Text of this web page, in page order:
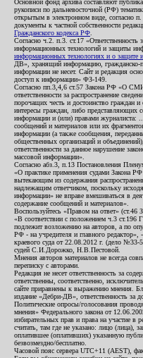
Основной фонд архива составляют
рукописи по дальневосточной (РФ)
открытым в электронном виде, согласно
документы к частной собственности
Гражданского кодекса РФ
Согласно ч.2. п.3. ст.17
информационных технологий и защиты
информационных технологиях и о
ДВ», хранящий информацию, гражданско-
информации не несет. Сайт и редакция
доступ к информации» ФЗ-149.
Согласно пп.3,4,6 ст.57 Закона РФ «О
ответственности за распространение
порочащих честь и достоинство граждан
интересы граждан, либо представляющих
информации и (или) правами журналиста:
сообщений и материалов или их
информации (а также сообщения,
общественных организаций и
ответственности за данное нарушение
массовой информации».
Согласно абз.3, п.13 Постановления
«О практике применения судами Закона
вытекающим из содержания
надлежащим ответчиком, поскольку
информации» не вправе вмешиваться в
содержание сообщений и материалов».
Воспользуйтесь «Правом на ответ»
«В соответствии с положением ч.3 ст.196
подлежит возложению на авторов, а по
РФ - на учредителя и главного редактор»,
краевого суда от 22.08.2012 г. (дело
судей С.И.Дорожко, Н.В.Пестовой.
Мнения авторов материалов не всегда
переписку с авторами.
Редакция не несет ответственность за
ответственны, соответственно,
сайте приравнены к выражению мнения.
издание «Дебри-ДВ», ответственность за
Политические опросы/голосования
мнения» Федерального закона от
избирательных прав и права на участие в
считать, там где не указано: лицо (лица),
оплатившее (оплативших) указанную
безвозмездно/бесплатно.
Часовой пояс сервера UTC+11 (AEST),